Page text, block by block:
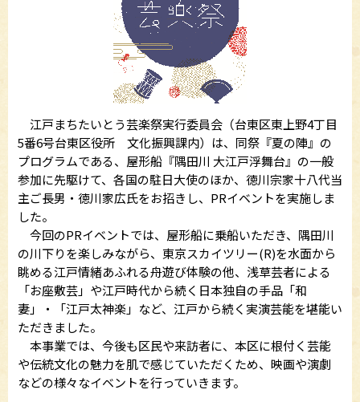
江戸まちたいとう芸楽祭実行委員会（台東区東上野4丁目
5番6号台東区役所 文化振興課内）は、同祭『夏の陣』の
プログラムである、屋形船『隅田川 大江戸浮舞台』の一般
参加に先駆けて、各国の駐日大使のほか、徳川宗家十八代当
主ご長男・徳川家広氏をお招きし、PRイベントを実施しま
した。
今回のPRイベントでは、屋形船に乗船いただき、隅田川
の川下りを楽しみながら、東京スカイツリー(R)を水面から
眺める江戸情緒あふれる舟遊び体験の他、浅草芸者による
「お座敷芸」や江戸時代から続く日本独自の手品「和
妻」・「江戸太神楽」など、江戸から続く実演芸能を堪能い
ただきました。
本事業では、今後も区民や来訪者に、本区に根付く芸能
や伝統文化の魅力を肌で感じていただくため、映画や演劇
などの様々なイベントを行っていきます。